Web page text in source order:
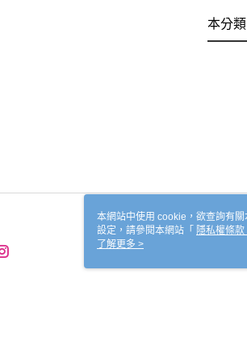
本分
本網站中使用 cookie，欲查詢有
設定，請參閱本網站「 隱私權條款
使用 cookie。
了解更多 >